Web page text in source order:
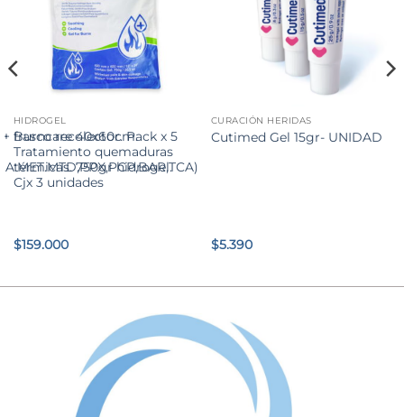
HIDROGEL
Burncare 40x60cm.
Tratamiento quemaduras
térmicas. 750gr hidrogel.
Cjx 3 unidades
$159.000
CURACIÓN HERIDAS
Cutimed Gel 15gr- UNIDAD
$5.390
frasco recolector. Pack x 5